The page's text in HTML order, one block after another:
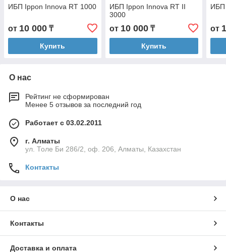
ИБП Ippon Innova RT 1000
от 10 000 ₸
Купить
ИБП Ippon Innova RT II
3000
от 10 000₸
Купить
ИБП
от
О нас
Рейтинг не сформирован
Менее 5 отзывов за последний год
Работает с 03.02.2011
г. Алматы
ул. Толе Би 286/2, оф. 206, Алматы, Казахстан
Контакты
О нас
Контакты
Доставка и оплата